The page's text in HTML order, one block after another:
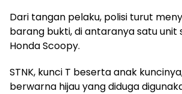
Dari tangan pelaku, polisi turut
barang bukti, di antaranya satu
Honda Scoopy.
STNK, kunci T beserta anak
berwarna hijau yang diduga